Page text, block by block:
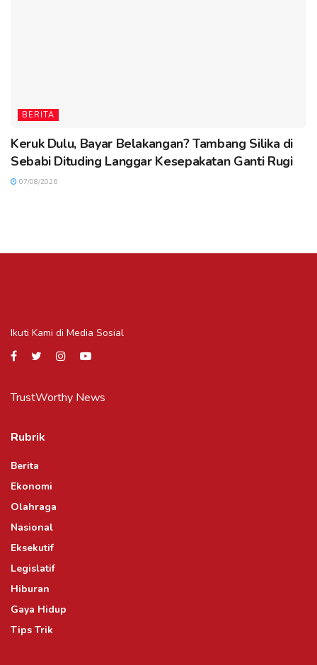
BERITA
Keruk Dulu, Bayar Belakangan? Tambang Silika di
Sebabi Dituding Langgar Kesepakatan Ganti Rugi
07/08/2026
Ikuti Kami di Media Sosial
TrustWorthy News
Rubrik
Berita
Ekonomi
Olahraga
Nasional
Eksekutif
Legislatif
Hiburan
Gaya Hidup
Tips Trik